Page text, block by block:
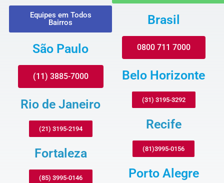
Equipes em Todos
Bairros
São Paulo
(11) 3885-7000
Rio de Janeiro
(21) 3195-2194
Fortaleza
(85) 3995-0146
Brasil
0800 711 7000
Belo Horizonte
(31) 3195-3292
Recife
(81)3995-0156
Porto Alegre